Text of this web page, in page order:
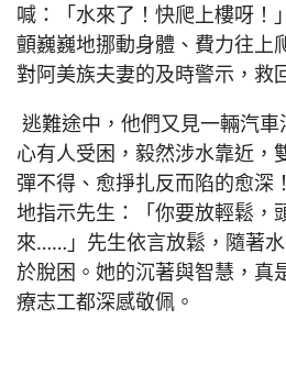
喊：「水來了！快爬上樓呀！
顫巍巍地挪動身體、費力往上
對阿美族夫妻的及時警示，救
逃難途中，他們又見一輛汽
心有人受困，毅然涉水靠近，
彈不得、愈掙扎反而陷的愈深
地指示先生：「你要放輕鬆，
來……」先生依言放鬆，隨著
於脫困。她的沉著與智慧，真
療志工都深感敬佩。